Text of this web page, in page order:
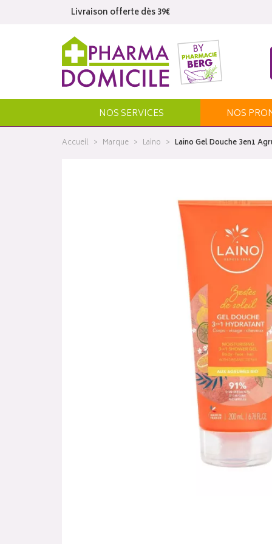
Livraison offerte dès 39€
NOS SERVICES NOS
Accueil Marque Laino Laino Gel Douche 3en1